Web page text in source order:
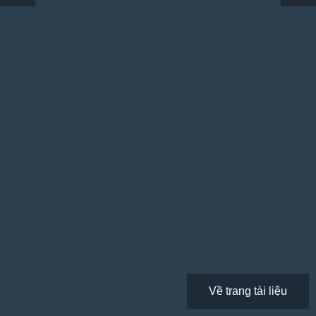
Về trang tài liệu